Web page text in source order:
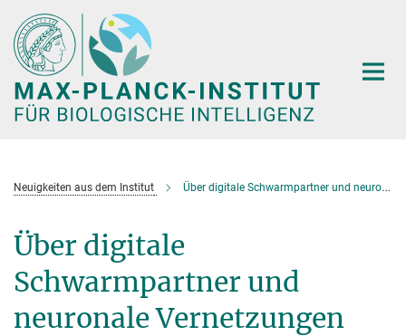
Hauptinhalt
Neuigkeiten aus dem Institut Über digitale Schwarmpartner und neuronale Vernetzungen
Über digitale
Schwarmpartner und
neuronale Vernetzungen